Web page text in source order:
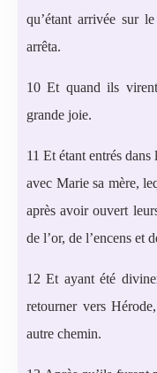
qu’étant arrivée sur
arrêta.
10 Et quand ils
grande joie.
11 Et étant entrés
avec Marie sa mère,
après avoir ouvert
de l’or, de l’encens et
12 Et ayant été
retourner vers
autre chemin.